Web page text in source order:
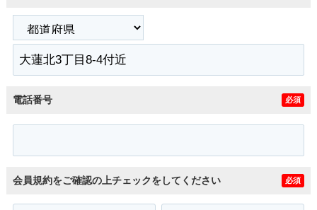
電話番号 必須
会員規約をご確認の上チェックをしてください 必須